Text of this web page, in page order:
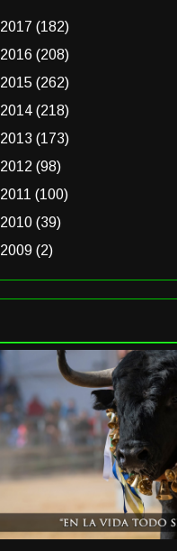
2017 (182)
2016 (208)
2015 (262)
2014 (218)
2013 (173)
2012 (98)
2011 (100)
2010 (39)
2009 (2)